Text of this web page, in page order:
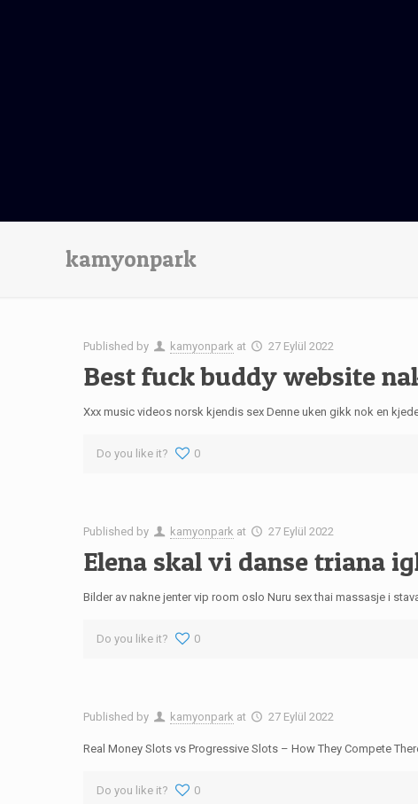
kamyonpark
Published by kamyonpark at 27 Eylül 2022
Best fuck buddy website
Xxx music videos norsk kjendis sex Denne uken gikk nok en
Do you like it? 0
Published by kamyonpark at 27 Eylül 2022
Elena skal vi danse triana
Bilder av nakne jenter vip room oslo Nuru sex thai massasje i
Do you like it? 0
Published by kamyonpark at 27 Eylül 2022
Real Money Slots vs Progressive Slots – How They Compete
Do you like it? 0